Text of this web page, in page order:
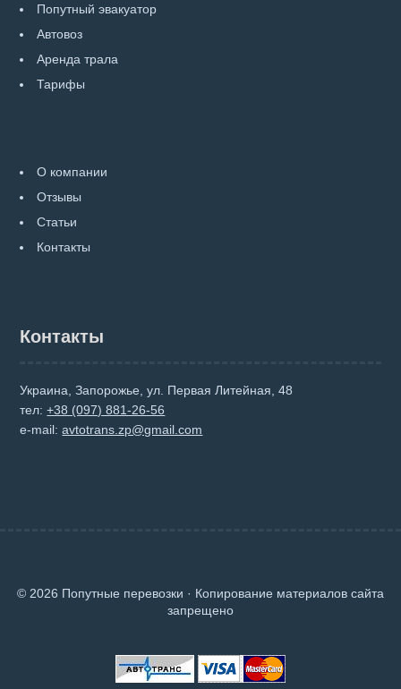
Попутный эвакуатор
Автовоз
Аренда трала
Тарифы
О компании
Отзывы
Статьи
Контакты
Контакты
Украина, Запорожье, ул. Первая Литейная, 48
тел:+38 (097) 881-26-56
e-mail:avtotrans.zp@gmail.com
© 2026 Попутные перевозки · Копирование материалов сайта
запрещено